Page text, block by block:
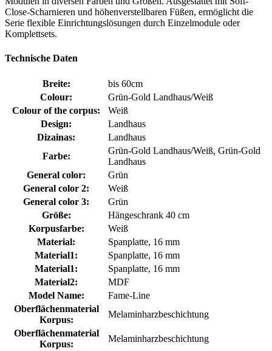
Close-Scharnieren und höhenverstellbaren Füßen, ermöglicht die
Serie flexible Einrichtungslösungen durch Einzelmodule oder
Komplettsets.
Technische Daten
Breite:
bis 60cm
Colour:
Grün-Gold Landhaus/Weiß
Colour of the corpus:
Weiß
Design:
Landhaus
Dizainas:
Landhaus
Farbe:
Grün-Gold Landhaus/Weiß, Grün-Gold
Landhaus
General color:
Grün
General color 2:
Weiß
General color 3:
Grün
Größe:
Hängeschrank 40 cm
Korpusfarbe:
Weiß
Material:
Spanplatte, 16 mm
Material1:
Spanplatte, 16 mm
Material1:
Spanplatte, 16 mm
Material2:
MDF
Model Name:
Fame-Line
Oberflächenmaterial
Korpus:
Melaminharzbeschichtung
Oberflächenmaterial
Korpus:
Melaminharzbeschichtung